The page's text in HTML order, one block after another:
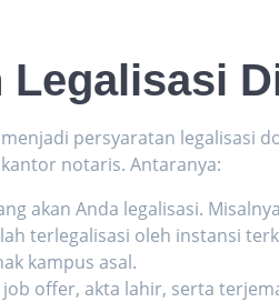
Legalisasi
persyaratan legalisasi
notaris. Antaranya:
akan Anda legalisasi.
terlegalisasi oleh instansi
kampus asal.
offer, akta lahir, serta